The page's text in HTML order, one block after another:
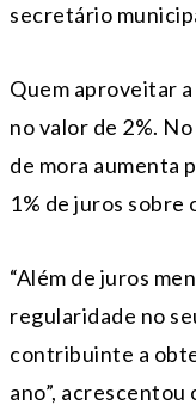
secretário
Quem aproveitar
no valor de 2%.
de mora aumenta
1% de juros
“Além de juros
regularidade no
contribuinte a
ano”,